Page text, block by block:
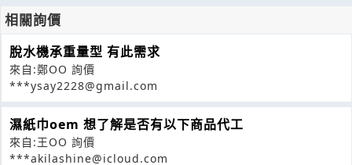
相關詢價
脫水機承重量型 有此需求
來自:鄭OO 詢價
***ysay2228@gmail.com
濕紙巾oem 想了解是否有以下商品代工
來自:王OO 詢價
***akilashine@icloud.com